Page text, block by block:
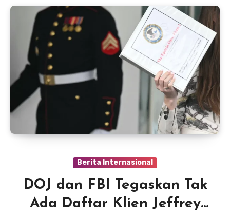
Berita Internasional
DOJ dan FBI Tegaskan Tak
Ada Daftar Klien Jeffrey